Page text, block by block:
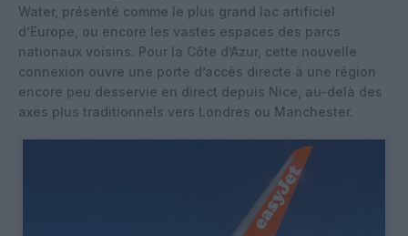
Water, présenté comme le plus grand lac artificiel
d’Europe, ou encore les vastes espaces des parcs
nationaux voisins. Pour la Côte d’Azur, cette nouvelle
connexion ouvre une porte d’accès directe à une région
encore peu desservie en direct depuis Nice, au-delà des
axes plus traditionnels vers Londres ou Manchester.